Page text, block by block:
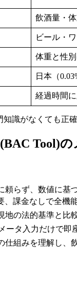
飲酒量・
ビール・
体重と性
日本（
経過時間
識がなくても正
Tool)
頼らず、数値に基
、課金なしで全機
地の法的基準と比
ータ入力だけで即
仕組みを理解し、